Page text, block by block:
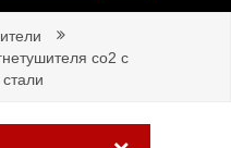
co2 с